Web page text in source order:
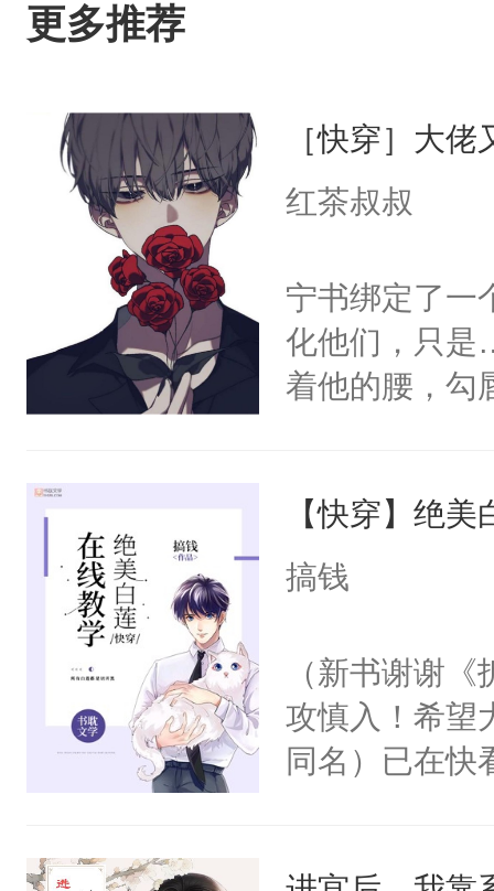
更多推荐
［快穿］大
红茶叔叔
宁书绑定了一
化他们，只是
着他的腰，勾
来，给老公
用力——为你
【快穿】绝
搞钱
（新书谢谢
攻慎入！希望
同名）已在快